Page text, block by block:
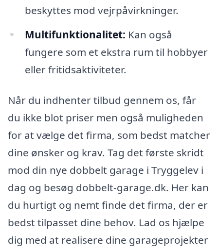
beskyttes mod vejrpåvirkninger.
Multifunktionalitet: Kan også
fungere som et ekstra rum til hobbyer
eller fritidsaktiviteter.
Når du indhenter tilbud gennem os, får
du ikke blot priser men også muligheden
for at vælge det firma, som bedst matcher
dine ønsker og krav. Tag det første skridt
mod din nye dobbelt garage i Tryggelev i
dag og besøg dobbelt-garage.dk. Her kan
du hurtigt og nemt finde det firma, der er
bedst tilpasset dine behov. Lad os hjælpe
dig med at realisere dine garageprojekter